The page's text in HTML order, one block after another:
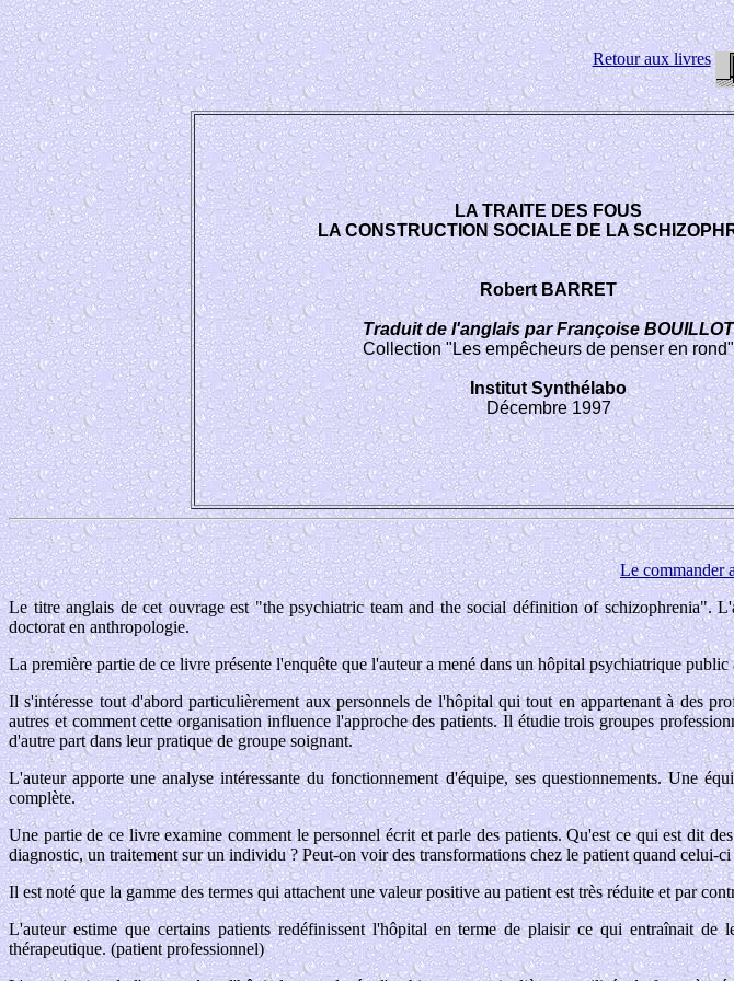
Retour aux livres
LA TRAITE DES FOUS
LA CONSTRUCTION SOCIALE DE LA
Robert BARRET
Traduit de l'anglais par Françoise BOUILLOT
Collection "Les empêcheurs de penser en rond"
Institut Synthélabo
Décembre 1997
Le commander
Le titre anglais de cet ouvrage est "the psychiatric team and the social définition of schizophrenia".
doctorat en anthropologie.
La première partie de ce livre présente l'enquête que l'auteur a mené dans un hôpital psychiatrique public
Il s'intéresse tout d'abord particulièrement aux personnels de l'hôpital qui tout en appartenant à des
autres et comment cette organisation influence l'approche des patients. Il étudie trois groupes
d'autre part dans leur pratique de groupe soignant.
L'auteur apporte une analyse intéressante du fonctionnement d'équipe, ses questionnements. Une
complète.
Une partie de ce livre examine comment le personnel écrit et parle des patients. Qu'est ce qui est dit
diagnostic, un traitement sur un individu ? Peut-on voir des transformations chez le patient quand celui-
Il est noté que la gamme des termes qui attachent une valeur positive au patient est très réduite et par
L'auteur estime que certains patients redéfinissent l'hôpital en terme de plaisir ce qui entraînait
thérapeutique. (patient professionnel)